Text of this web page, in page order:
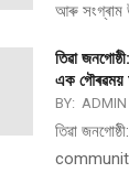
আৰু সংগ্ৰাম
তিৱা
এক গৌৰৱময়
BY: ADMIN
তিৱা